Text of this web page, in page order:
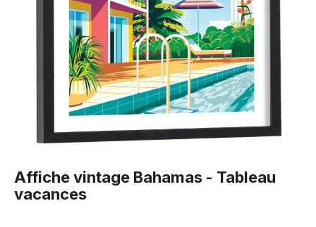
Affiche vintage Bahamas - Tableau
vacances